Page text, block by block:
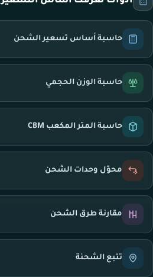
حاسبة أساس تسعير الشحن
حاسبة الوزن الحجمي
حاسبة المتر المكعب CBM
محوّل وحدات الشحن
مقارنة طرق الشحن
تتبع الشحنة